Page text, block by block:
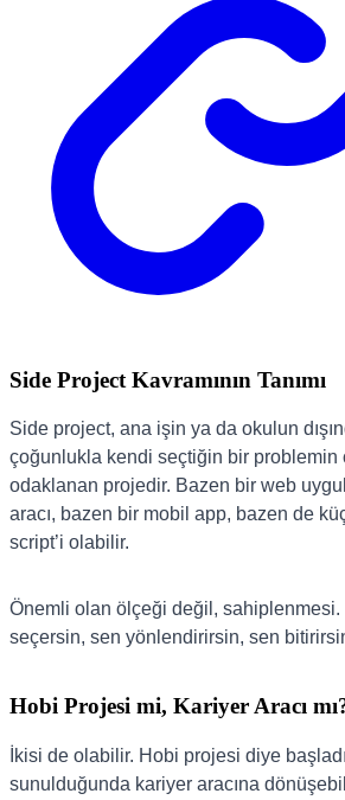
Side Project Kavramının Tanımı
Side project, ana işin ya da okulun
çoğunlukla kendi seçtiğin bir problemin
odaklanan projedir. Bazen bir web
aracı, bazen bir mobil app, bazen de
script’i olabilir.
Önemli olan ölçeği değil, sahiplenmesi.
seçersin, sen yönlendirirsin, sen
Hobi Projesi mi, Kariyer Aracı
İkisi de olabilir. Hobi projesi diye
sunulduğunda kariyer aracına